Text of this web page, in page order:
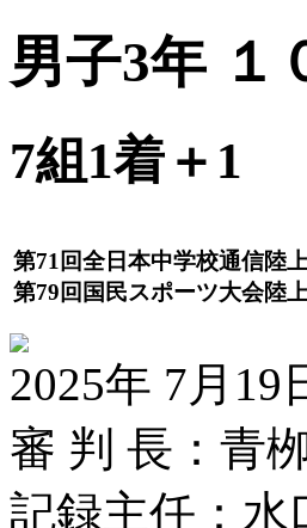
男子3年 １
7組1着＋1
第71回全日本中学校通信陸
第79回国民スポーツ大会陸
2025年 7月19
審 判 長：青
記録主任：水